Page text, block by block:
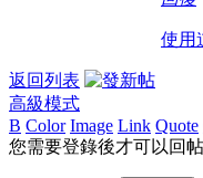
使用
返回列表
高級模式
B Color Image Link Quote
您需要登錄後才可以回帖